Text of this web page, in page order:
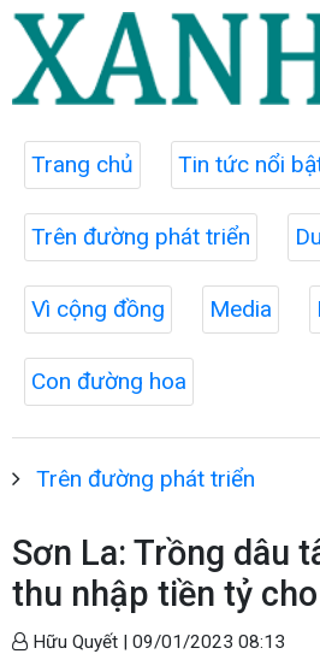
Trang chủ Tin tức nổi
Trên đường phát triển
Vì cộng đồng Media
Con đường hoa
Trên đường phát triển
Sơn La: Trồng dâu
thu nhập tiền tỷ
Hữu Quyết | 09/01/2023 08:13